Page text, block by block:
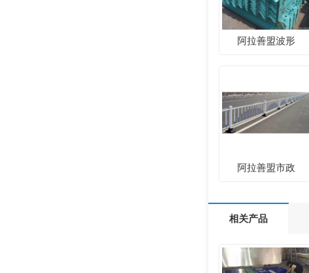
阿拉善盟波形
阿拉善盟市政
相关产品